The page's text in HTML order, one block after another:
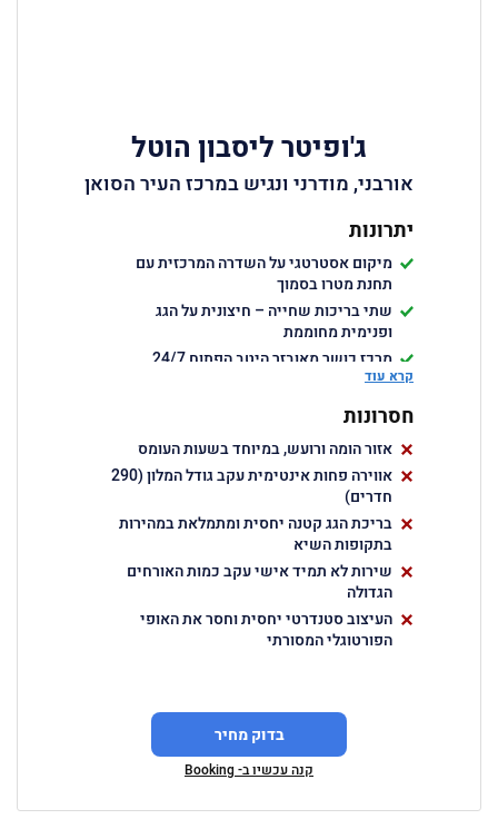
ג'ופיטר ליסבון הוטל
אורבני, מודרני ונגיש במרכז העיר הסואן
יתרונות
מיקום אסטרטגי על השדרה המרכזית עם
תחנת מטרו בסמוך
שתי בריכות שחייה – חיצונית על הגג
ופנימית מחוממת
מרכז כושר מאובזר היטב הפתוח 24/7
חדרים מרווחים ומודרניים במחיר תחרותי
מסעדה וברים מצוינים בתוך המלון, כולל בר גג
קרא עוד
חסרונות
אזור הומה ורועש, במיוחד בשעות העומס
אווירה פחות אינטימית עקב גודל המלון (290
חדרים)
בריכת הגג קטנה יחסית ומתמלאת במהירות
בתקופות השיא
שירות לא תמיד אישי עקב כמות האורחים
הגדולה
העיצוב סטנדרטי יחסית וחסר את האופי
הפורטוגלי המסורתי
בדוק מחיר
קנה עכשיו ב- Booking